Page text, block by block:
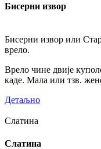
Бисерни извор
Бисерни извор или
врело.
Врело чине двије
каде. Мала или тзв.
Детаљно
Слатина
Слатина